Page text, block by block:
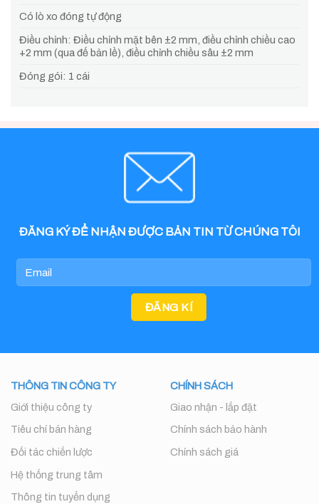
Có lò xo đóng tự động
Điều chỉnh: Điều chỉnh mặt bên ±2 mm, điều chỉnh chiều cao
+2 mm (qua đế bản lề), điều chỉnh chiều sâu ±2 mm
Đóng gói: 1 cái
ĐĂNG KÝ ĐỂ NHẬN ĐƯỢC BẢN TIN TỪ CHÚNG TÔI
THÔNG TIN CÔNG TY
Giới thiệu công ty
Tiêu chí bán hàng
Đối tác chiến lược
Hệ thống trung tâm
Thông tin tuyển dụng
CHÍNH SÁCH
Giao nhận - lắp đặt
Chính sách bảo hành
Chính sách giá